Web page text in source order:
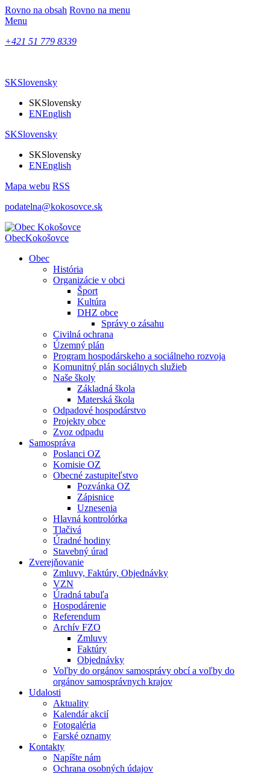
Rovno na obsah Rovno na menu
Menu
+421 51 779 8339
SKSlovensky
SKSlovensky
ENEnglish
SKSlovensky
SKSlovensky
ENEnglish
Mapa webu RSS
podatelna@kokosovce.sk
ObecKokošovce
Obec
História
Organizácie v obci
Šport
Kultúra
DHZ obce
Správy o zásahu
Civilná ochrana
Územný plán
Program hospodárskeho a sociálneho rozvoja
Komunitný plán sociálnych služieb
Naše školy
Základná škola
Materská škola
Odpadové hospodárstvo
Projekty obce
Zvoz odpadu
Samospráva
Poslanci OZ
Komisie OZ
Obecné zastupiteľstvo
Pozvánka OZ
Zápisnice
Uznesenia
Hlavná kontrolórka
Tlačivá
Úradné hodiny
Stavebný úrad
Zverejňovanie
Zmluvy, Faktúry, Objednávky
VZN
Úradná tabuľa
Hospodárenie
Referendum
Archív FZO
Zmluvy
Faktúry
Objednávky
Voľby do orgánov samosprávy obcí a voľby do
orgánov samosprávnych krajov
Udalosti
Aktuality
Kalendár akcií
Fotogaléria
Farské oznamy
Kontakty
Napíšte nám
Ochrana osobných údajov